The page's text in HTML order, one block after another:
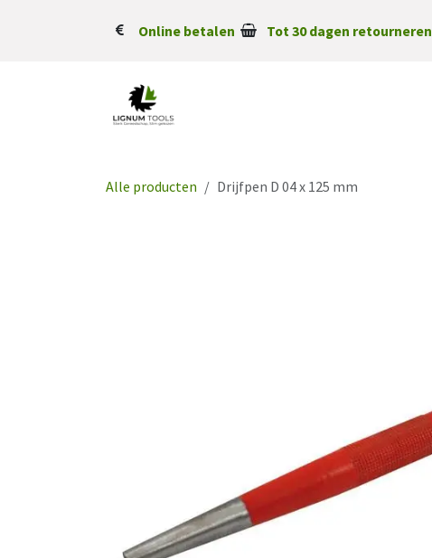
Online betalen Tot 30 dagen retourneren
Alle producten Drijfpen D 04 x 125 mm